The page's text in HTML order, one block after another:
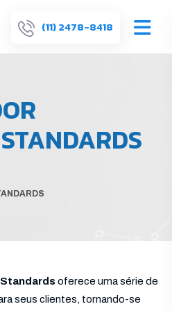
(11) 2478-8418
oferece uma série de
seus clientes, tornando-se